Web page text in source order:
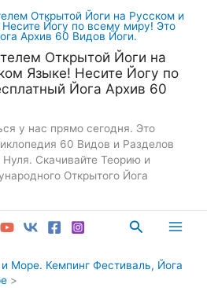
Открытой Йоги на
Языке! Несите Йогу по
Йога Архив 60
у нас прямо сегодня. Это
60 Видов и Разделов
Скачивайте Теорию и
Открытого Йога
Поиск
и Море. Кемпинг Фестиваль, Йога